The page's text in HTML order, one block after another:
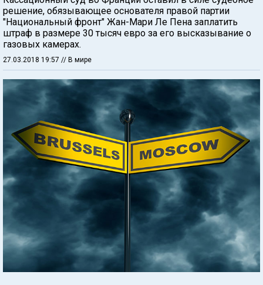
решение, обязывающее основателя правой партии
"Национальный фронт" Жан-Мари Ле Пена заплатить
штраф в размере 30 тысяч евро за его высказывание о
газовых камерах.
27.03.2018 19:57 // В мире